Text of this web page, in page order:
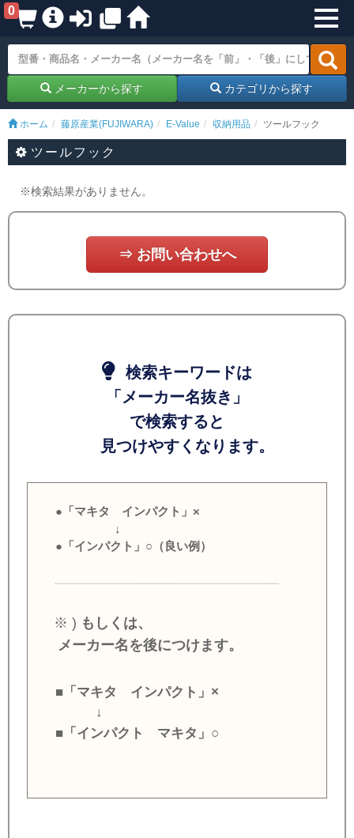
0
メーカーから探す カテゴリから探す
ホーム 藤原産業(FUJIWARA) E-Value 収納用品 ツールフック
ツールフック
※検索結果がありません。
⇒ お問い合わせへ
検索キーワードは
「メーカー名抜き」
で検索すると
見つけやすくなります。
●「マキタ インパクト」×
↓
●「インパクト」○（良い例）
※ ) もしくは、
メーカー名を後につけます。
■「マキタ インパクト」×
↓
■「インパクト マキタ」○